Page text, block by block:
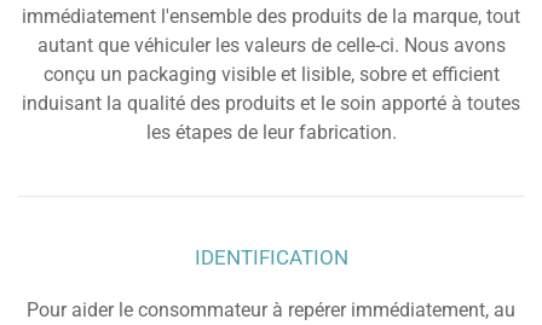
immédiatement l'ensemble des produits de la marque, tout
autant que véhiculer les valeurs de celle-ci. Nous avons
conçu un packaging visible et lisible, sobre et efficient
induisant la qualité des produits et le soin apporté à toutes
les étapes de leur fabrication.
IDENTIFICATION
Pour aider le consommateur à repérer immédiatement, au